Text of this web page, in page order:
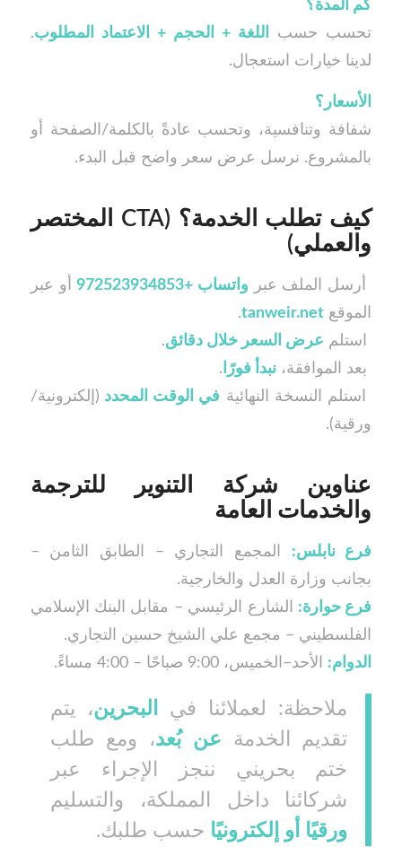
كم المدة؟
تحسب حسب
اللغة + الحجم + الاعتماد المطلوب.
لدينا خيارات استعجال.
الأسعار؟
شفافة وتنافسية، وتحسب عادةً بالكلمة/الصفحة أو
بالمشروع. نرسل عرض سعر واضح قبل البدء.
كيف تطلب الخدمة؟ (CTA المختصر
والعملي)
أرسل الملف عبر واتساب +972523934853
أو عبر
الموقع tanweir.net
.
استلم عرض السعر خلال دقائق.
بعد الموافقة، نبدأ فورًا .
استلم النسخة النهائية في الوقت المحدد (إلكترونية/
ورقية).
عناوين شركة التنوير للترجمة
والخدمات العامة
فرع نابلس: المجمع التجاري – الطابق الثامن –
بجانب وزارة العدل والخارجية.
فرع حوارة: الشارع الرئيسي – مقابل البنك الإسلامي
الفلسطيني – مجمع علي الشيخ حسين التجاري.
الدوام: الأحد–الخميس، 9:00 صباحًا – 4:00 مساءً.
ملاحظة: لعملائنا في البحرين، يتم
تقديم الخدمة عن بُعد، ومع طلب
ختم بحريني ننجز الإجراء عبر
شركائنا داخل المملكة، والتسليم
ورقيًا أو إلكترونيًا حسب طلبك.